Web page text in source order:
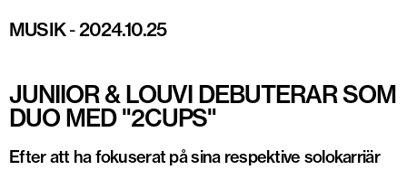
MUSIK-2024.10.25
JUNIIOR & LOUVI DEBUTERAR SOM
DUO MED "2CUPS"
Efter att ha fokuserat på sina respektive solokarriär